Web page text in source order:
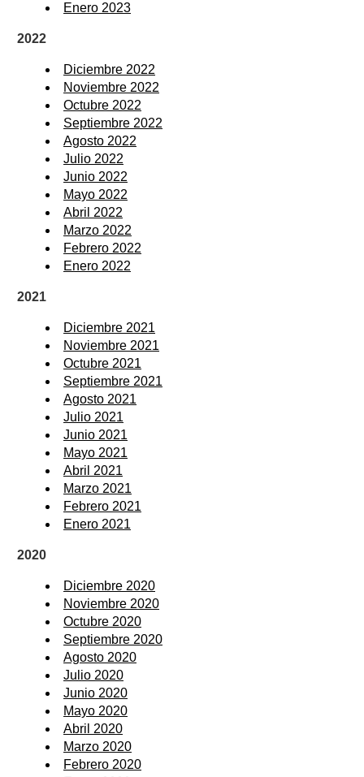
Enero 2023
2022
Diciembre 2022
Noviembre 2022
Octubre 2022
Septiembre 2022
Agosto 2022
Julio 2022
Junio 2022
Mayo 2022
Abril 2022
Marzo 2022
Febrero 2022
Enero 2022
2021
Diciembre 2021
Noviembre 2021
Octubre 2021
Septiembre 2021
Agosto 2021
Julio 2021
Junio 2021
Mayo 2021
Abril 2021
Marzo 2021
Febrero 2021
Enero 2021
2020
Diciembre 2020
Noviembre 2020
Octubre 2020
Septiembre 2020
Agosto 2020
Julio 2020
Junio 2020
Mayo 2020
Abril 2020
Marzo 2020
Febrero 2020